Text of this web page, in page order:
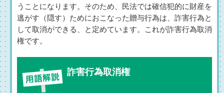
うことになります。そのため、民法では確信犯的に財産を
逃がす（隠す）ためにおこなった贈与行為は、詐害行為と
して取消ができる、と定めています。これが詐害行為取消
権です。
詐害行為取消権